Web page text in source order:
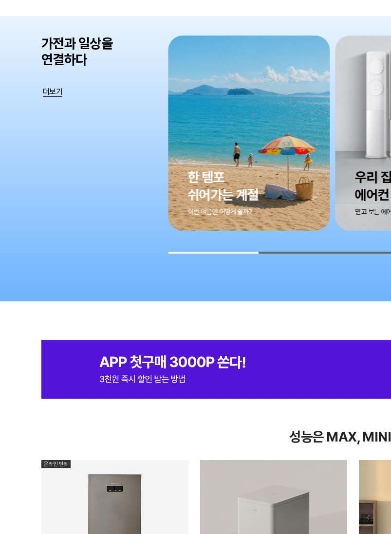
가전과 일상을
연결하다
더보기
우리 집에 딱 맞는
에어컨
믿고 보는 에어컨 구매가이드
공간과
바람 찾
선풍기 선택
성능은 MAX,
온라인 단독